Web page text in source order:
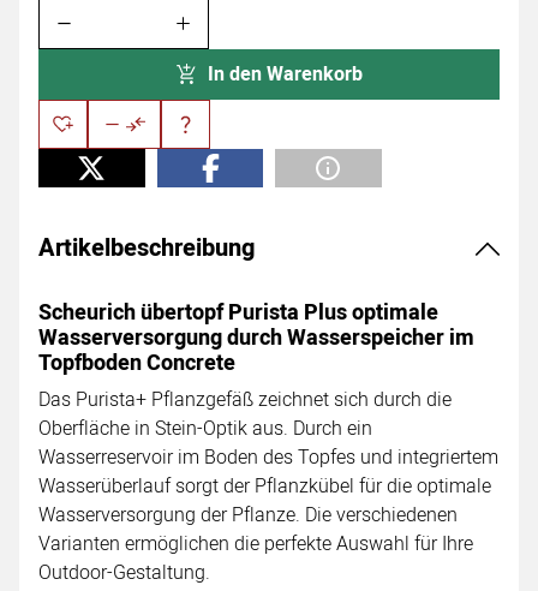
In den Warenkorb
Artikelbeschreibung
Scheurich übertopf Purista Plus optimale
Wasserversorgung durch Wasserspeicher im
Topfboden Concrete
Das Purista+ Pflanzgefäß zeichnet sich durch die
Oberfläche in Stein-Optik aus. Durch ein
Wasserreservoir im Boden des Topfes und integriertem
Wasserüberlauf sorgt der Pflanzkübel für die optimale
Wasserversorgung der Pflanze. Die verschiedenen
Varianten ermöglichen die perfekte Auswahl für Ihre
Outdoor-Gestaltung.